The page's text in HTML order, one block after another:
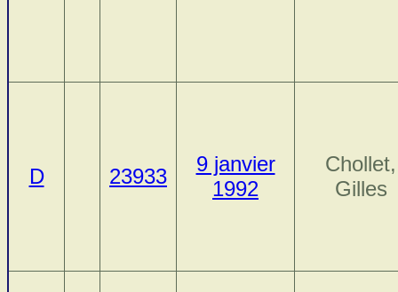
D 23933
9 janvier
1992
Chollet,
Gilles